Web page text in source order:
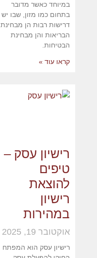
במיוחד כאשר מדובר
בתחום כמו מזון, שבו יש
דרישות רבות הן מבחינת
הבריאות והן מבחינת
הבטיחות.
קראו עוד »
רישיון עסק –
טיפים
להוצאת
רישיון
במהירות
אוקטובר 19, 2025
רישיון עסק הוא המפתח